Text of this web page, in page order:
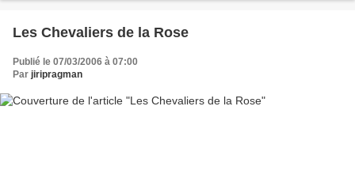
Les Chevaliers de la Rose
Publié le 07/03/2006 à 07:00
Par jiripragman